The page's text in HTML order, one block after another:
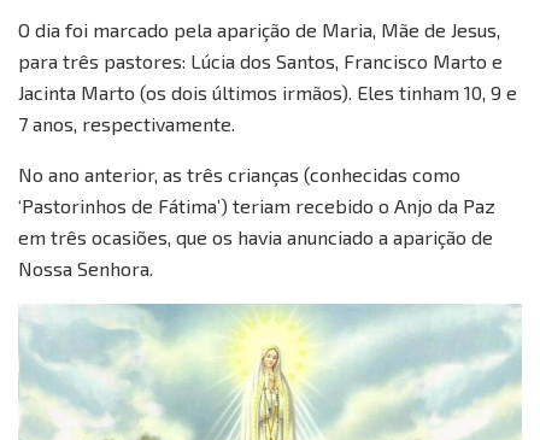
O dia foi marcado pela aparição de Maria, Mãe de Jesus,
para três pastores: Lúcia dos Santos, Francisco Marto e
Jacinta Marto (os dois últimos irmãos). Eles tinham 10, 9 e
7 anos, respectivamente.
No ano anterior, as três crianças (conhecidas como
‘Pastorinhos de Fátima’) teriam recebido o Anjo da Paz
em três ocasiões, que os havia anunciado a aparição de
Nossa Senhora.